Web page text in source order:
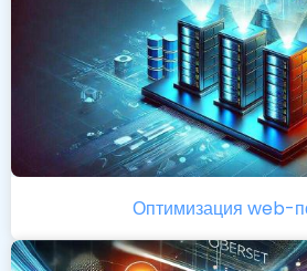
Оптимизация web-